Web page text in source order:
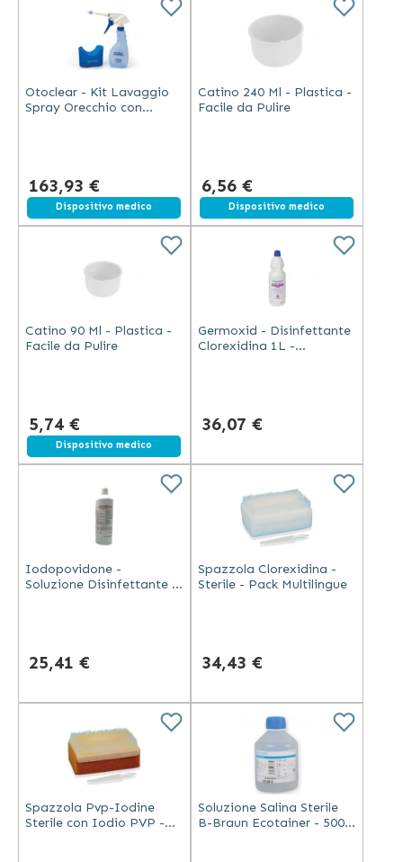
Otoclear - Kit Lavaggio
Spray Orecchio con
163,93 €
Dispositivo medico
Catino 240 Ml - Plastica -
Facile da Pulire
6,56 €
Spedizione gratuita
Dispositivo medico
Catino 90 Ml - Plastica -
Facile da Pulire
5,74 €
Spedizione gratuita
Dispositivo medico
Germoxid - Disinfettante
Clorexidina 1L -
36,07 €
Iodopovidone -
Soluzione Disinfettante -
25,41 €
Spazzola Clorexidina -
Sterile - Pack Multilingue
34,43 €
Spazzola Pvp-Iodine
Sterile con Iodio PVP -
Soluzione Salina Sterile
B-Braun Ecotainer - 500